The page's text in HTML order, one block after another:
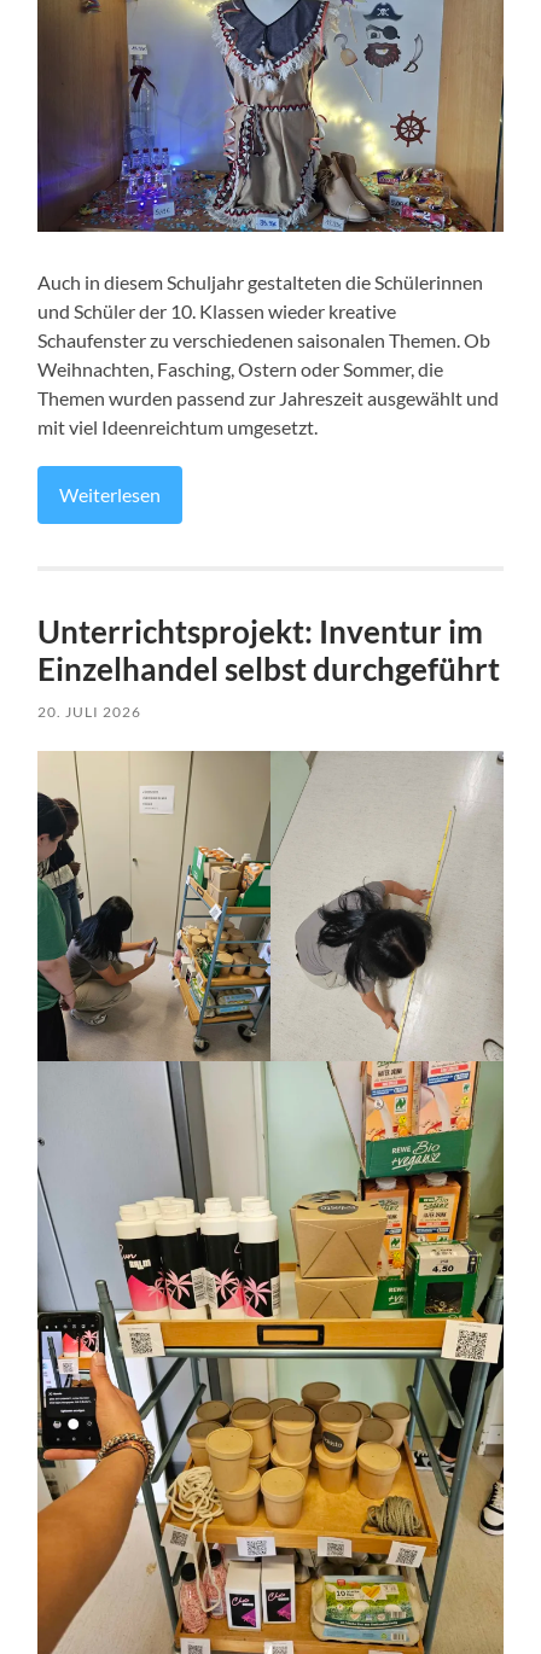
Auch in diesem Schuljahr gestalteten die Schülerinnen
und Schüler der 10. Klassen wieder kreative
Schaufenster zu verschiedenen saisonalen Themen. Ob
Weihnachten, Fasching, Ostern oder Sommer, die
Themen wurden passend zur Jahreszeit ausgewählt und
mit viel Ideenreichtum umgesetzt.
Weiterlesen
Unterrichtsprojekt: Inventur im
Einzelhandel selbst durchgeführt
20. JULI 2026